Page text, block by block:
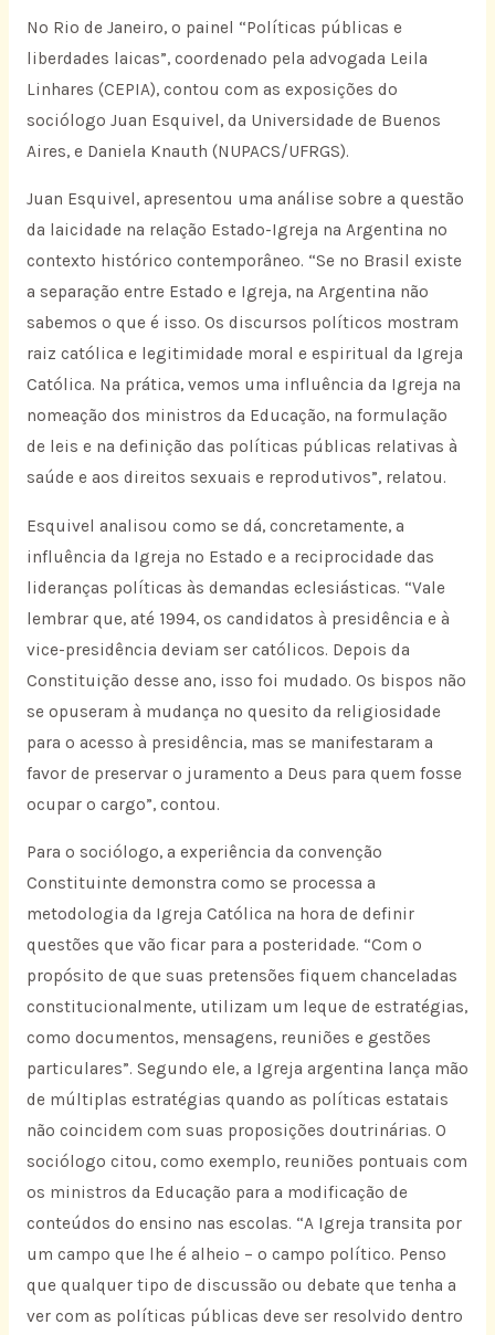
No Rio de Janeiro, o painel “Políticas públicas e
liberdades laicas”, coordenado pela advogada Leila
Linhares (CEPIA), contou com as exposições do
sociólogo Juan Esquivel, da Universidade de Buenos
Aires, e Daniela Knauth (NUPACS/UFRGS).
Juan Esquivel, apresentou uma análise sobre a questão
da laicidade na relação Estado-Igreja na Argentina no
contexto histórico contemporâneo. “Se no Brasil existe
a separação entre Estado e Igreja, na Argentina não
sabemos o que é isso. Os discursos políticos mostram
raiz católica e legitimidade moral e espiritual da Igreja
Católica. Na prática, vemos uma influência da Igreja na
nomeação dos ministros da Educação, na formulação
de leis e na definição das políticas públicas relativas à
saúde e aos direitos sexuais e reprodutivos”, relatou.
Esquivel analisou como se dá, concretamente, a
influência da Igreja no Estado e a reciprocidade das
lideranças políticas às demandas eclesiásticas. “Vale
lembrar que, até 1994, os candidatos à presidência e à
vice-presidência deviam ser católicos. Depois da
Constituição desse ano, isso foi mudado. Os bispos não
se opuseram à mudança no quesito da religiosidade
para o acesso à presidência, mas se manifestaram a
favor de preservar o juramento a Deus para quem fosse
ocupar o cargo”, contou.
Para o sociólogo, a experiência da convenção
Constituinte demonstra como se processa a
metodologia da Igreja Católica na hora de definir
questões que vão ficar para a posteridade. “Com o
propósito de que suas pretensões fiquem chanceladas
constitucionalmente, utilizam um leque de estratégias,
como documentos, mensagens, reuniões e gestões
particulares”. Segundo ele, a Igreja argentina lança mão
de múltiplas estratégias quando as políticas estatais
não coincidem com suas proposições doutrinárias. O
sociólogo citou, como exemplo, reuniões pontuais com
os ministros da Educação para a modificação de
conteúdos do ensino nas escolas. “A Igreja transita por
um campo que lhe é alheio – o campo político. Penso
que qualquer tipo de discussão ou debate que tenha a
ver com as políticas públicas deve ser resolvido dentro